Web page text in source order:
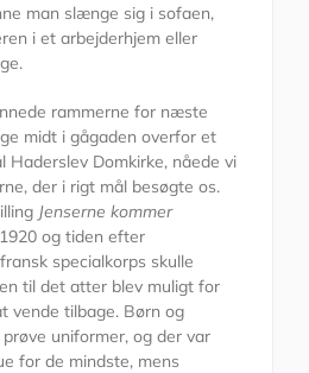
man slænge sig i sofaen,
i et arbejderhjem eller
rammerne for næste
midt i gågaden overfor et
Haderslev Domkirke, nåede vi
der i rigt mål besøgte os.
Jenserne kommer
og tiden efter
specialkorps skulle
til det atter blev muligt for
vende tilbage. Børn og
uniformer, og der var
for de mindste, mens